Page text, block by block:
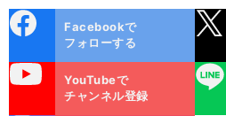
ok
Facebookで
フォローする
YouTubeで
チャンネル登録
LINE